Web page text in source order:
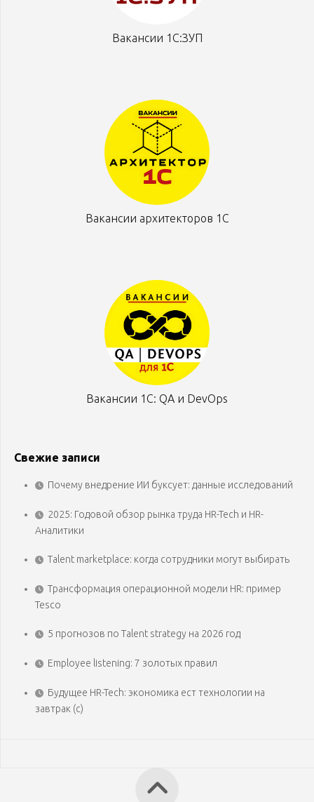
Вакансии 1С:ЗУП
Вакансии архитекторов 1С
Вакансии 1С: QA и DevOps
Свежие записи
Почему внедрение ИИ буксует: данные исследований
2025: Годовой обзор рынка труда HR-Tech и HR-
Аналитики
Talent marketplace: когда сотрудники могут выбирать
Трансформация операционной модели HR: пример
Tesco
5 прогнозов по Talent strategy на 2026 год
Employee listening: 7 золотых правил
Будущее HR-Tech: экономика ест технологии на
завтрак (с)